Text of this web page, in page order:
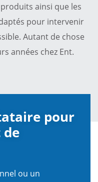
ainsi que les
pour intervenir
Autant de chose
années chez Ent.
pour
ou un